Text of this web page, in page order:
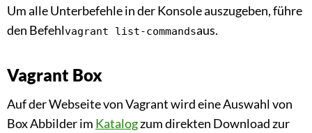
Um alle Unterbefehle in der Konsole auszugeben, führe
den Befehlvagrant list-commandsaus.
Vagrant Box
Auf der Webseite von Vagrant wird eine Auswahl von
Box Abbilder im Katalogzum direkten Download zur